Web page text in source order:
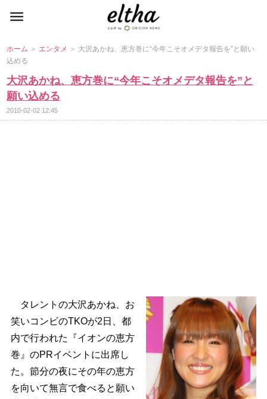
ホーム ＞ エンタメ ＞ 大沢あかね、恵方巻に“今年こそオメデタ報告を”と願い
込める
大沢あかね、恵方巻に“今年こそオメデタ報告を”と
願い込める
2010-02-02 12:45
タレントの大沢あかね、お
笑いコンビのTKOが2日、都
内で行われた『イオンの恵方
巻』のPRイベントに出席し
た。節分の夜にその年の恵方
を向いて無言で食べると願い